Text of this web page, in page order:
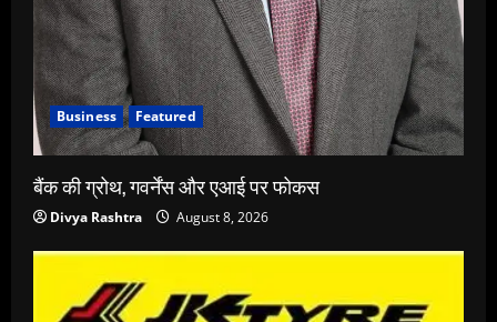
Business Featured
बैंक की ग्रोथ, गवर्नेंस और एआई पर फोकस
Divya Rashtra August 8, 2026